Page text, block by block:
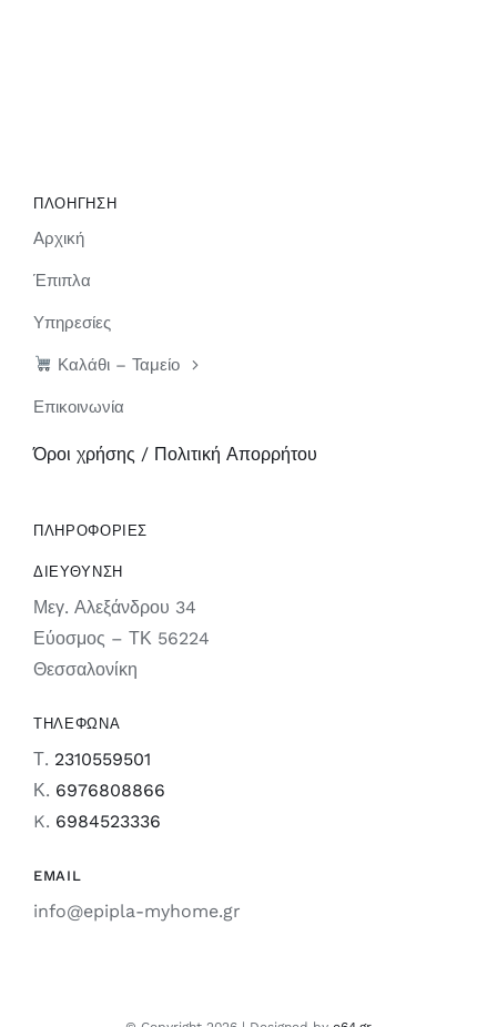
ΠΛΟΗΓΗΣΗ
Αρχική
Έπιπλα
Υπηρεσίες
Καλάθι – Ταμείο
Επικοινωνία
Όροι χρήσης / Πολιτική Απορρήτου
ΠΛΗΡΟΦΟΡΙΕΣ
ΔΙΕΥΘΥΝΣΗ
Μεγ. Αλεξάνδρου 34
Εύοσμος – ΤΚ 56224
Θεσσαλονίκη
ΤΗΛΕΦΩΝΑ
Τ. 2310559501
Κ. 6976808866
K. 6984523336
EMAIL
info@epipla-myhome.gr